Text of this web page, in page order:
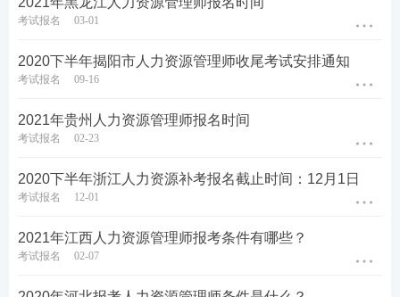
考试报名 03-01
2020下半年揭阳市人力资源管理师收尾考试安排通知
考试报名 09-16
2021年贵州人力资源管理师报名时间
考试报名 02-23
2020下半年浙江人力资源补考报名截止时间：12月1日
考试报名 12-01
2021年江西人力资源管理师报考条件有哪些？
考试报名 02-07